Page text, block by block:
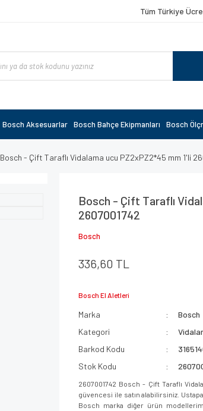
Tüm Türkiye
Bosch Aksesuarlar Bosch Bahçe Ekipmanları Bosch
Bosch - Çift Taraflı Vidalama ucu PZ2xPZ2*45 mm 1'li
Bosch - Çift Taraflı
2607001742
Bosch
336,60 TL
Bosch El Aletleri
Marka
Bosch
Kategori
Barkod Kodu
Stok Kodu
2607001742 Bosch - Çift Taraflı
güvencesi ile satın alabilirsiniz.
Bosch marka diğer ürün